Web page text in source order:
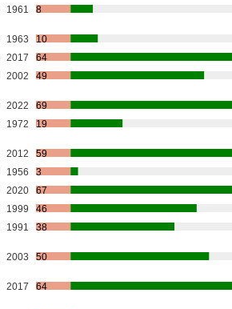
1961 8
1963
10
2017
64
2002 49
2022
69
1972 19
2012
59
1956
3
2020
67
1999
46
1991 38
2003 50
2017 64